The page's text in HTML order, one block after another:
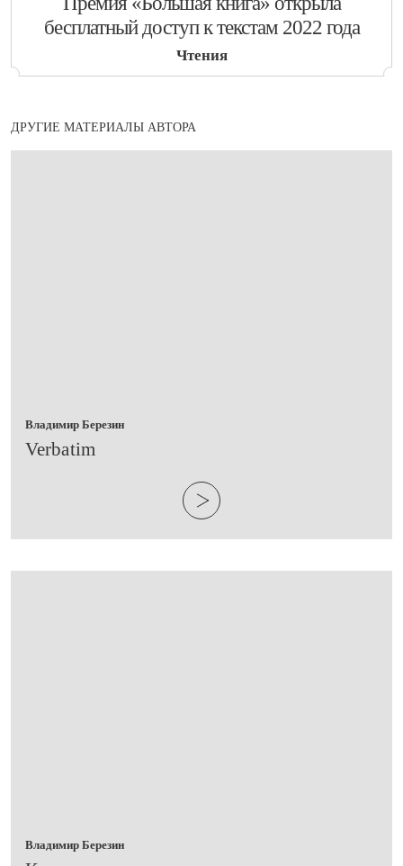
бесплатный доступ к текстам 2022 года
Чтения
ДРУГИЕ МАТЕРИАЛЫ АВТОРА
Владимир Березин
Verbatim
Владимир Березин